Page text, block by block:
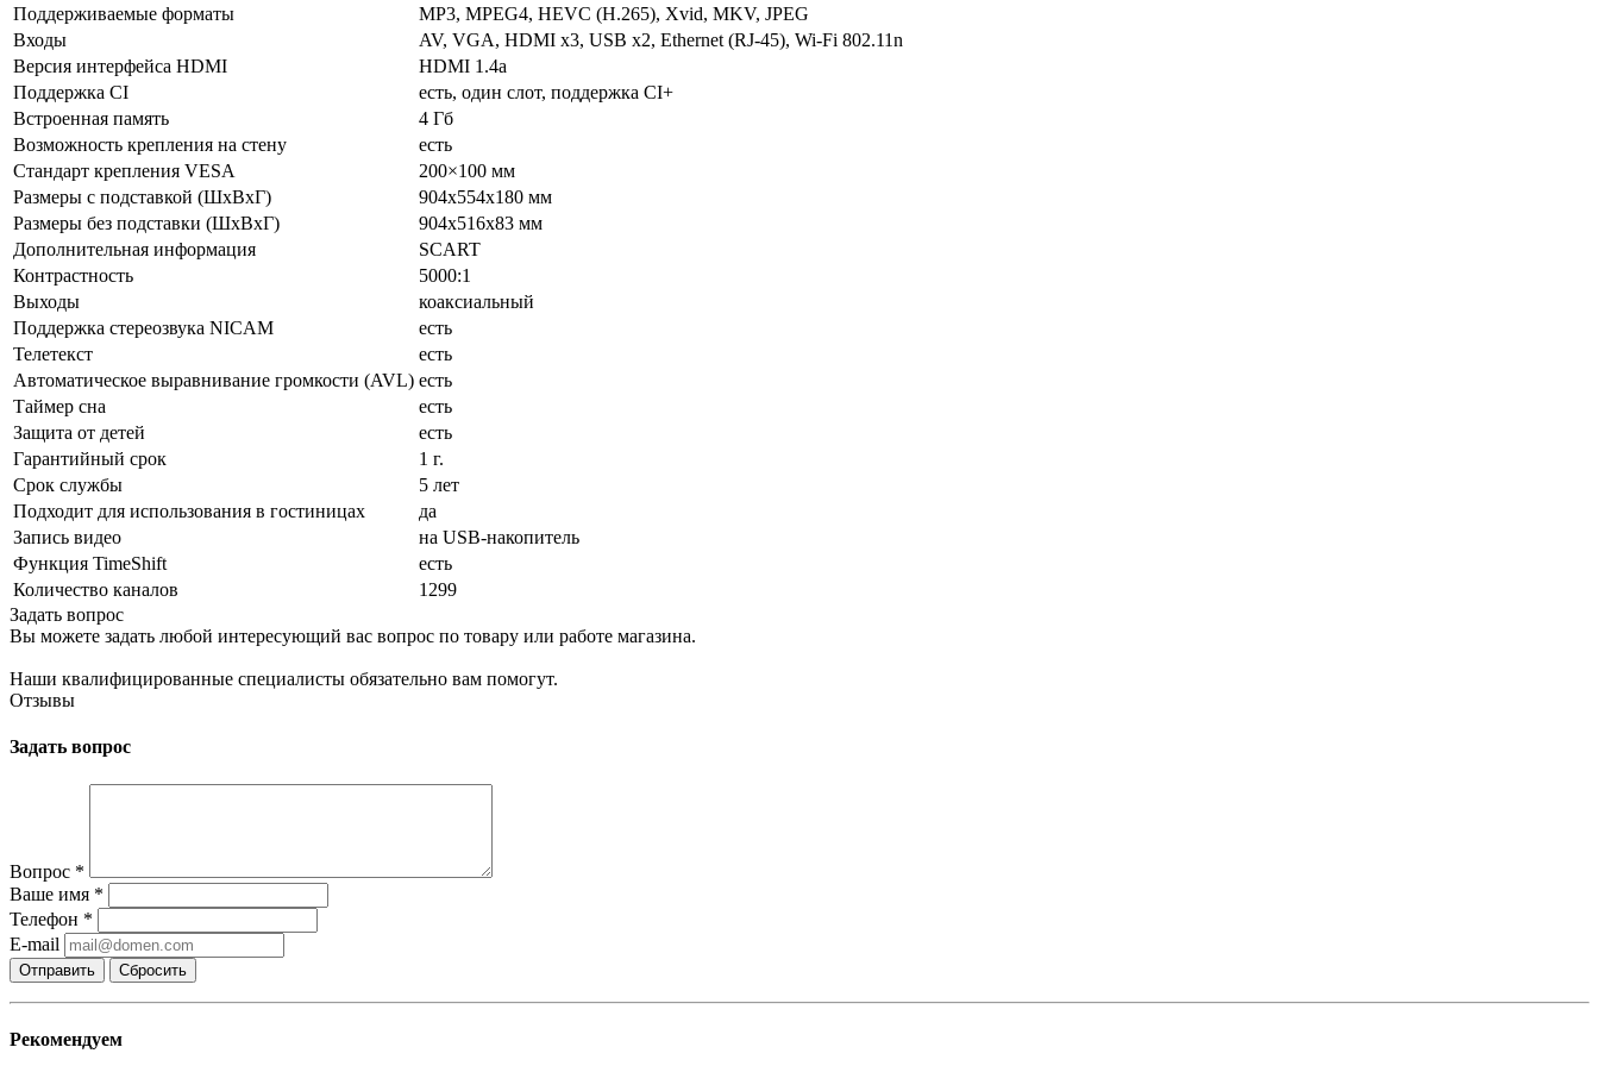
Поддерживаемые форматы
MP3, MPEG4, HEVC (H.265), Xvid, MKV, JPEG
Входы
AV, VGA, HDMI x3, USB x2, Ethernet (RJ-45), Wi-Fi 802.11n
Версия интерфейса HDMI
HDMI 1.4a
Поддержка CI
есть, один слот, поддержка CI+
Встроенная память
4 Гб
Возможность крепления на стену
есть
Стандарт крепления VESA
200×100 мм
Размеры с подставкой (ШxВxГ)
904x554x180 мм
Размеры без подставки (ШxВxГ)
904x516x83 мм
Дополнительная информация
SCART
Контрастность
5000:1
Выходы
коаксиальный
Поддержка стереозвука NICAM
есть
Телетекст
есть
Автоматическое выравнивание громкости (AVL) есть
Таймер сна
есть
Защита от детей
есть
Гарантийный срок
1 г.
Срок службы
5 лет
Подходит для использования в гостиницах
да
Запись видео
на USB-накопитель
Функция TimeShift
есть
Количество каналов
1299
Задать вопрос
Вы можете задать любой интересующий вас вопрос по товару или работе магазина.
Наши квалифицированные специалисты обязательно вам помогут.
Отзывы
Задать вопрос
Вопрос *
Ваше имя *
Телефон *
E-mail
Сбросить
Рекомендуем